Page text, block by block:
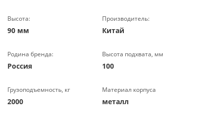
Высота:
90 мм
Производитель:
Китай
Родина бренда:
Россия
Высота подхвата, мм
100
Грузоподъемность, кг
2000
Материал корпуса
металл